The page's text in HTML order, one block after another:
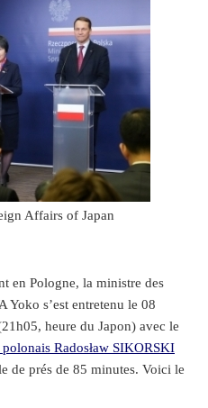
Affairs of Japan
en Pologne, la ministre des
s’est entretenu le 08
heure du Japon) avec le
Radosław SIKORSKI
de prés de 85 minutes. Voici le